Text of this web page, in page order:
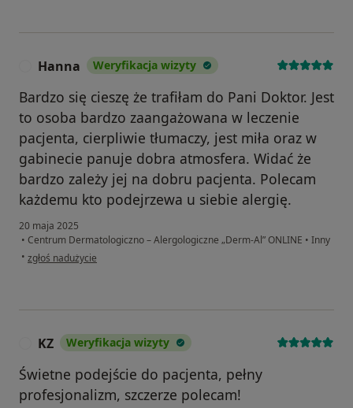
Hanna Weryfikacja wizyty
Bardzo się cieszę że trafiłam do Pani Doktor. Jest
to osoba bardzo zaangażowana w leczenie
pacjenta, cierpliwie tłumaczy, jest miła oraz w
gabinecie panuje dobra atmosfera. Widać że
bardzo zależy jej na dobru pacjenta. Polecam
każdemu kto podejrzewa u siebie alergię.
20 maja 2025
• Centrum Dermatologiczno – Alergologiczne „Derm-Al” ONLINE • Inny
• w opinii użytkownika Hanna
zgłoś nadużycie
KZ Weryfikacja wizyty
Świetne podejście do pacjenta, pełny
profesjonalizm, szczerze polecam!